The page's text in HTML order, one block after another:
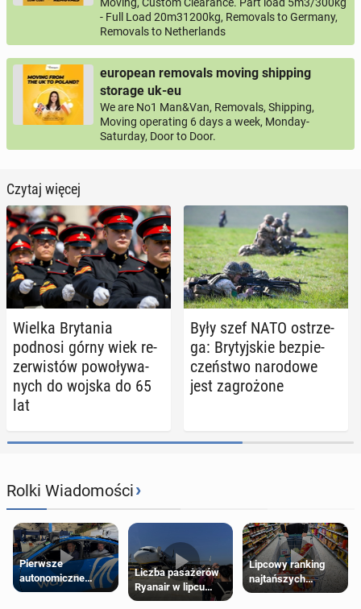
- Full Load 20m31200kg, Removals to Germany,
Removals to Netherlands
european removals moving shipping
storage uk-eu
We are No1 Man&Van, Removals, Shipping,
Moving operating 6 days a week, Monday-
Saturday, Door to Door.
Czytaj więcej
Wielka Bry­ta­nia
podnosi górny wiek re­
zer­wi­stów po­wo­ły­wa­
nych do wojska do 65
lat
Były szef NATO ostrze­
ga: Bry­tyj­skie bez­pie­
czeń­stwo na­ro­do­we
jest za­gro­żo­ne
Rolki Wiadomości›
Pierwsze
autonomiczne
Ubery pojawią się
Liczba pasażerów
Ryanair w lipcu
pobiła rekord
Lipcowy ranking
najtańszych
supermarketów